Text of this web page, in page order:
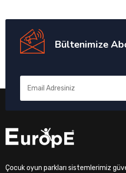
Bültenimize
Çocuk oyun parkları sistemlerimiz